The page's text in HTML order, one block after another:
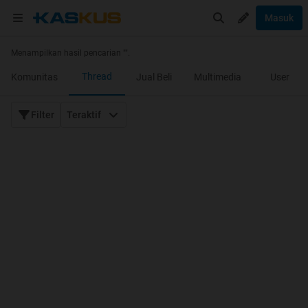
Masuk
Menampilkan hasil pencarian "
Komunitas Thread Jual Beli Multimedia User
Filter Teraktif